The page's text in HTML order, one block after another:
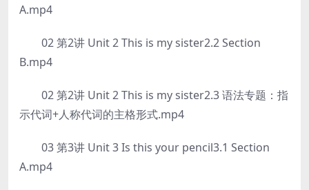
A.mp4
02 第2讲 Unit 2 This is my sister2.2 Section
B.mp4
02 第2讲 Unit 2 This is my sister2.3 语法专题：指
示代词+人称代词的主格形式.mp4
03 第3讲 Unit 3 Is this your pencil3.1 Section
A.mp4